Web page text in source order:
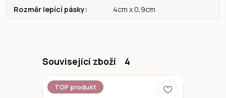
Rozměr lepící pásky 4cm x 0,9cm
Související zboží 4
TOP produkt